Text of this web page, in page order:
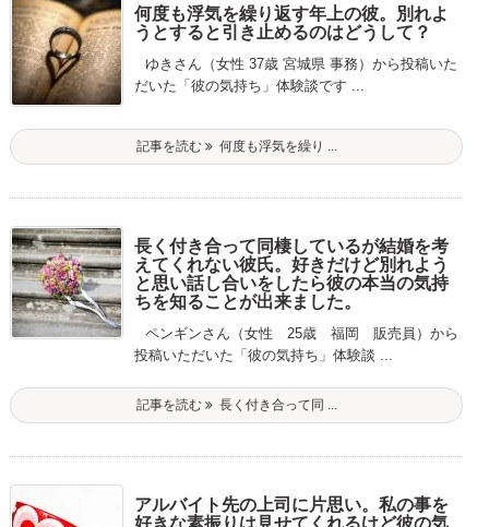
何度も浮気を繰り返す年上の彼。別れよ
うとすると引き止めるのはどうして？
ゆきさん（女性 37歳 宮城県 事務）から投稿いた
だいた「彼の気持ち」体験談です ...
記事を読む 何度も浮気を繰り ...
長く付き合って同棲しているが結婚を考
えてくれない彼氏。好きだけど別れよう
と思い話し合いをしたら彼の本当の気持
ちを知ることが出来ました。
ペンギンさん（女性 25歳 福岡 販売員）から
投稿いただいた「彼の気持ち」体験談 ...
記事を読む 長く付き合って同 ...
アルバイト先の上司に片思い。私の事を